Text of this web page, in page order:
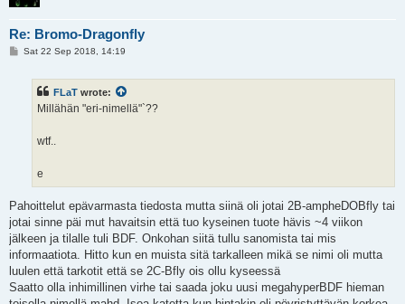
Re: Bromo-Dragonfly
PSat 22 Sep 2018, 14:19
FLaT wrote:
Millähän "eri-nimellä"`??
wtf..
e
Pahoittelut epävarmasta tiedosta mutta siinä oli jotai 2B-ampheDOBfly tai
jotai sinne päi mut havaitsin että tuo kyseinen tuote hävis ~4 viikon
jälkeen ja tilalle tuli BDF. Onkohan siitä tullu sanomista tai mis
informaatiota. Hitto kun en muista sitä tarkalleen mikä se nimi oli mutta
luulen että tarkotit että se 2C-Bfly ois ollu kyseessä
Saatto olla inhimillinen virhe tai saada joku uusi megahyperBDF hieman